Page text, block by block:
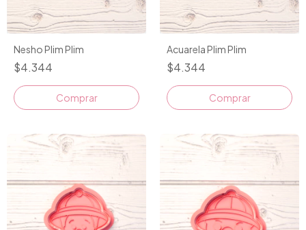
Nesho Plim Plim
$4.344
Comprar
Acuarela Plim Plim
$4.344
Comprar